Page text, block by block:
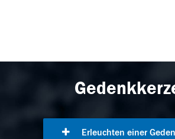
Erleuchten einer